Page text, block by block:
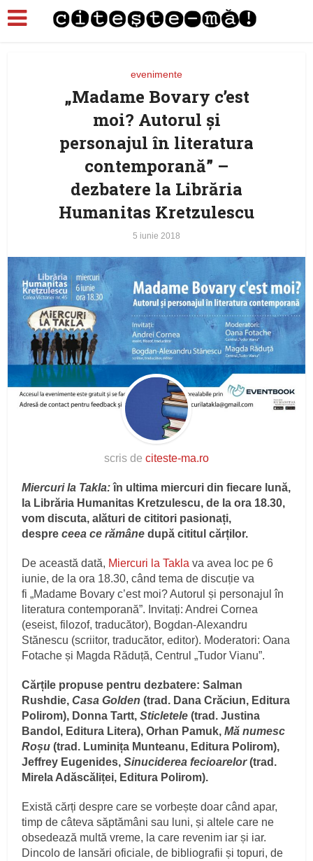
evenimente
„Madame Bovary c’est
moi? Autorul și
personajul în literatura
contemporană” –
dezbatere la Librăria
Humanitas Kretzulescu
5 iunie 2018
scris de citeste-ma.ro
Miercuri la Takla:în ultima miercuri din fiecare lună,
la Librăria Humanitas Kretzulescu, de la ora 18.30,
vom discuta, alături de cititori pasionați,
despreceea ce rămânedupă cititul cărților.
De această dată, Miercuri la Takla va avea loc pe 6
iunie, de la ora 18.30, când tema de discuție va
fi „Madame Bovary c’est moi? Autorul și personajul în
literatura contemporană”. Invitați: Andrei Cornea
(eseist, filozof, traducător), Bogdan-Alexandru
Stănescu (scriitor, traducător, editor). Moderatori: Oana
Fotache și Magda Răduță, Centrul „Tudor Vianu”.
Cărțile propuse pentru dezbatere: Salman
Rushdie,Casa Golden (trad. Dana Crăciun, Editura
Polirom), Donna Tartt,Sticletele (trad. Justina
Bandol, Editura Litera), Orhan Pamuk,Mă numesc
Roșu (trad. Luminița Munteanu, Editura Polirom),
Jeffrey Eugenides,Sinuciderea fecioarelor(trad.
Mirela Adăscăliței, Editura Polirom).
Există cărți despre care se vorbește doar când apar,
timp de câteva săptămâni sau luni, și altele care ne
obsedează multă vreme, la care revenim iar și iar.
Dincolo de lansări oficiale, de bibliografii și topuri, de